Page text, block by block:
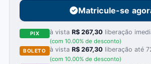
Matricule-se
PIX à vistaR$ 267,30 liberação
(com 10.00% de desconto)
BOLETO à vistaR$ 267,30 liberação até
(com 10.00% de desconto)